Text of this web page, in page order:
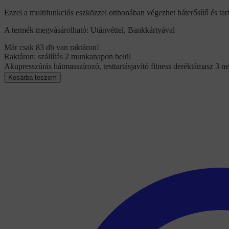
Ezzel a multifunkciós eszközzel otthonában végezhet háterősítő és
A termék megvásárolható: Utánvéttel, Bankkártyával
Már csak 83 db van raktáron!
Raktáron: szállítás 2 munkanapon belül
Akupresszúrás hátmasszírozó, testtartásjavító fitness deréktámasz 3
Kosárba teszem